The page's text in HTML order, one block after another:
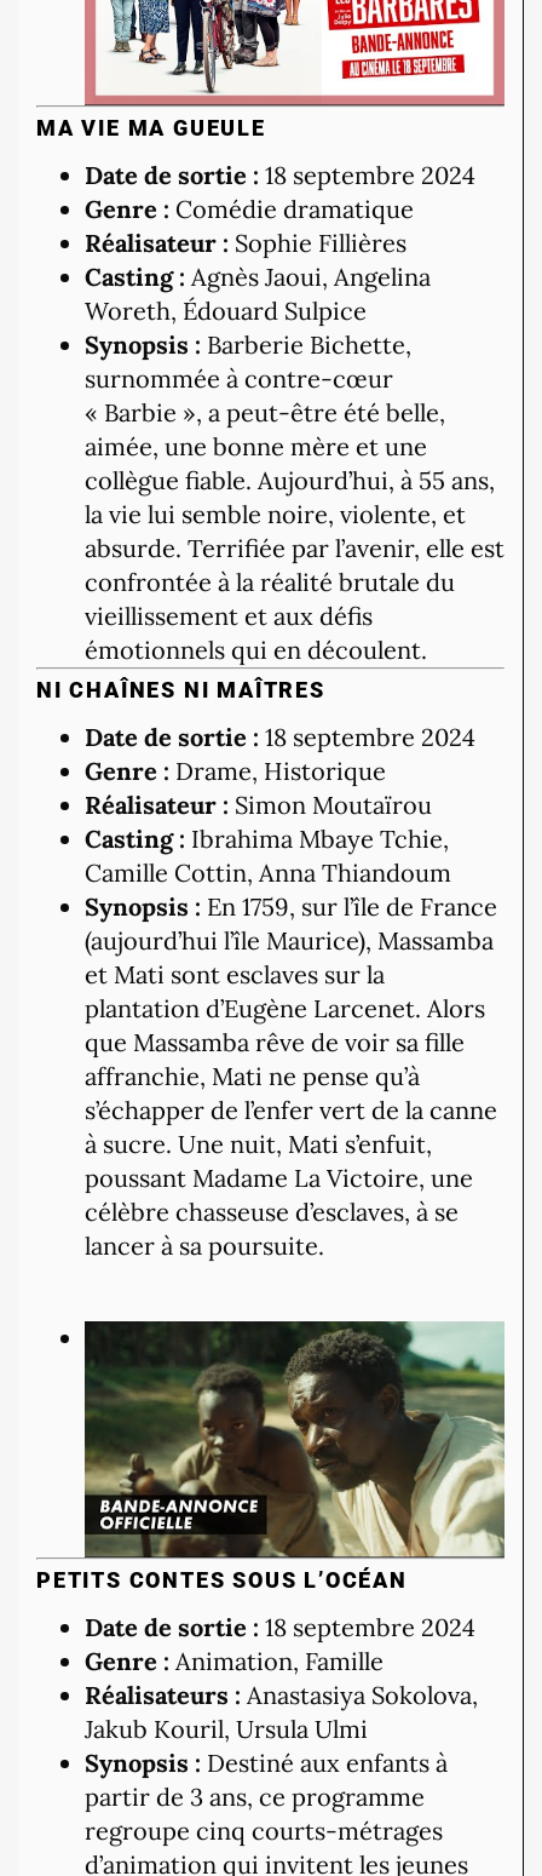
MA VIE MA GUEULE
Date de sortie : 18 septembre 2024
Genre : Comédie dramatique
Réalisateur : Sophie Fillières
Casting : Agnès Jaoui, Angelina
Woreth, Édouard Sulpice
Synopsis : Barberie Bichette,
surnommée à contre-cœur
« Barbie », a peut-être été belle,
aimée, une bonne mère et une
collègue fiable. Aujourd’hui, à 55 ans,
la vie lui semble noire, violente, et
absurde. Terrifiée par l’avenir, elle est
confrontée à la réalité brutale du
vieillissement et aux défis
émotionnels qui en découlent.
NI CHAÎNES NI MAÎTRES
Date de sortie : 18 septembre 2024
Genre : Drame, Historique
Réalisateur : Simon Moutaïrou
Casting : Ibrahima Mbaye Tchie,
Camille Cottin, Anna Thiandoum
Synopsis : En 1759, sur l’île de France
(aujourd’hui l’île Maurice), Massamba
et Mati sont esclaves sur la
plantation d’Eugène Larcenet. Alors
que Massamba rêve de voir sa fille
affranchie, Mati ne pense qu’à
s’échapper de l’enfer vert de la canne
à sucre. Une nuit, Mati s’enfuit,
poussant Madame La Victoire, une
célèbre chasseuse d’esclaves, à se
lancer à sa poursuite.
PETITS CONTES SOUS L’OCÉAN
Date de sortie : 18 septembre 2024
Genre : Animation, Famille
Réalisateurs : Anastasiya Sokolova,
Jakub Kouril, Ursula Ulmi
Synopsis : Destiné aux enfants à
partir de 3 ans, ce programme
regroupe cinq courts-métrages
d’animation qui invitent les jeunes